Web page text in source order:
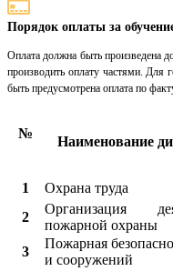
Порядок оплаты за
Оплата должна быть произведена
производить оплату частями. Для
быть предусмотрена оплата по
№
Наименование
1
Охрана труда
2
Организация
пожарной охраны
3
Пожарная
и сооружений